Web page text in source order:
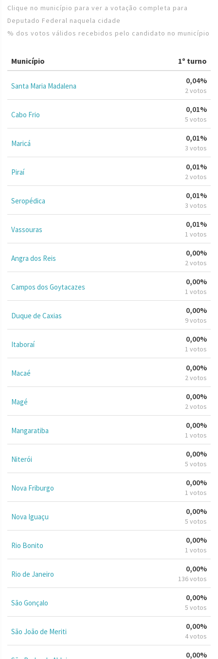
Clique no município para ver a votação completa para
Deputado Federal naquela cidade
% dos votos válidos recebidos pelo candidato no município
Município 1º turno
Santa Maria Madalena
0,04%
2 votos
Cabo Frio
0,01%
5 votos
Maricá
0,01%
3 votos
Piraí
0,01%
2 votos
Seropédica
0,01%
3 votos
Vassouras
0,01%
1 votos
Angra dos Reis
0,00%
2 votos
Campos dos Goytacazes
0,00%
1 votos
Duque de Caxias
0,00%
9 votos
Itaboraí
0,00%
1 votos
Macaé
0,00%
2 votos
Magé
0,00%
2 votos
Mangaratiba
0,00%
1 votos
Niterói
0,00%
5 votos
Nova Friburgo
0,00%
1 votos
Nova Iguaçu
0,00%
5 votos
Rio Bonito
0,00%
1 votos
Rio de Janeiro
0,00%
136 votos
São Gonçalo
0,00%
5 votos
São João de Meriti
0,00%
4 votos
0,00%